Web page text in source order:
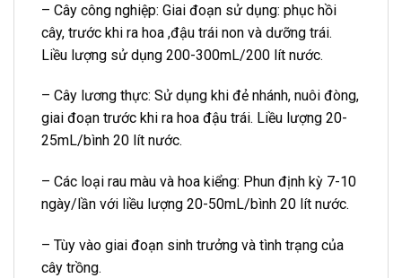
– Cây công nghiệp: Giai đoạn sử dụng: phục hồi
cây, trước khi ra hoa ,đậu trái non và dưỡng trái.
Liều lượng sử dụng 200-300mL/200 lít nước.
– Cây lương thực: Sử dụng khi đẻ nhánh, nuôi đòng,
giai đoạn trước khi ra hoa đậu trái. Liều lượng 20-
25mL/bình 20 lít nước.
– Các loại rau màu và hoa kiểng: Phun định kỳ 7-10
ngày/lần với liều lượng 20-50mL/bình 20 lít nước.
– Tùy vào giai đoạn sinh trưởng và tình trạng của
cây trồng.